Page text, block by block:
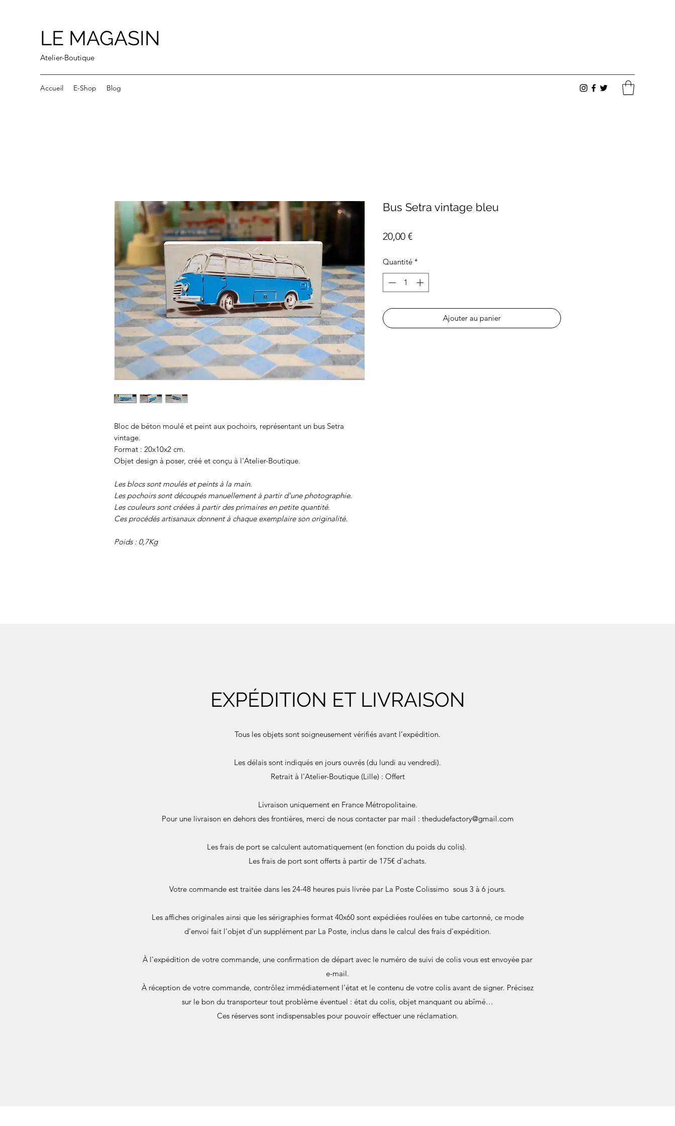
LE MAGASIN
Atelier-Boutique
Accueil E-Shop Blog
Bloc de béton moulé et peint aux pochoirs, représentant un bus Setra
vintage.
Format : 20x10x2 cm.
Objet design à poser, créé et conçu à l'Atelier-Boutique.
Les blocs sont moulés et peints à la main.
Les pochoirs sont découpés manuellement à partir d'une photographie.
Les couleurs sont créées à partir des primaires en petite quantité.
Ces procédés artisanaux donnent à chaque exemplaire son originalité.
Poids : 0,7Kg
Bus Setra vintage bleu
20,00 €Prix
Quantité *
Ajouter au panier
EXPÉDITION ET LIVRAISON
Tous les objets sont soigneusement vérifiés avant l’expédition.
Les délais sont indiqués en jours ouvrés (du lundi au vendredi).
Retrait à l'Atelier-Boutique (Lille) : Offert
Livraison uniquement en France Métropolitaine.
Pour une livraison en dehors des frontières, merci de nous contacter par mail : thedudefactory@gmail.com
Les frais de port se calculent automatiquement (en fonction du poids du colis).
Les frais de port sont offerts à partir de 175€ d'achats.
Votre commande est traitée dans les 24-48 heures puis livrée par La Poste Colissimo sous 3 à 6 jours.
Les affiches originales ainsi que les sérigraphies format 40x60 sont expédiées roulées en tube cartonné, ce mode
d'envoi fait l'objet d'un supplément par La Poste, inclus dans le calcul des frais d'expédition.
À l'expédition de votre commande, une confirmation de départ avec le numéro de suivi de colis vous est envoyée par
e-mail.
À réception de votre commande, contrôlez immédiatement l’état et le contenu de votre colis avant de signer. Précisez
sur le bon du transporteur tout problème éventuel : état du colis, objet manquant ou abîmé…
Ces réserves sont indispensables pour pouvoir effectuer une réclamation.